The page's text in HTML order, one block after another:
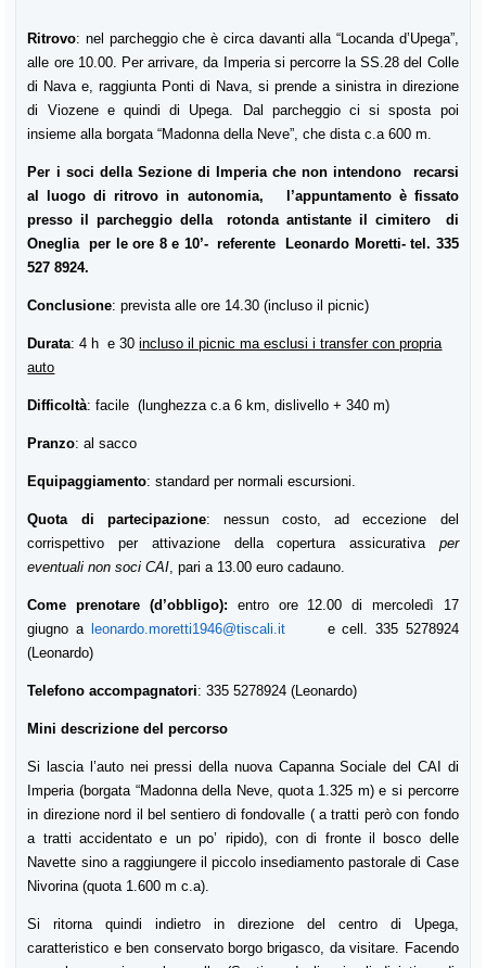
Ritrovo: nel parcheggio che è circa davanti alla “Locanda d’Upega”,
alle ore 10.00. Per arrivare, da Imperia si percorre la SS.28 del Colle
di Nava e, raggiunta Ponti di Nava, si prende a sinistra in direzione
di Viozene e quindi di Upega. Dal parcheggio ci si sposta poi
insieme alla borgata “Madonna della Neve”, che dista c.a 600 m.
Per i soci della Sezione di Imperia che non intendono recarsi
al luogo di ritrovo in autonomia, l’appuntamento è fissato
presso il parcheggio della rotonda antistante il cimitero di
Oneglia per le ore 8 e 10’- referente Leonardo Moretti- tel. 335
527 8924.
Conclusione: prevista alle ore 14.30 (incluso il picnic)
Durata: 4 h e 30incluso il picnic ma esclusi i transfer con propria
auto
Difficoltà: facile (lunghezza c.a 6 km, dislivello + 340 m)
Pranzo: al sacco
Equipaggiamento: standard per normali escursioni.
Quota di partecipazione: nessun costo, ad eccezione del
corrispettivo per attivazione della copertura assicurativa per
eventuali non soci CAI, pari a 13.00 euro cadauno.
Come prenotare (d’obbligo):
entro ore 12.00 di mercoledì 17
giugno a leonardo.moretti1946@tiscali.it e cell. 335 5278924
(Leonardo)
Telefono accompagnatori: 335 5278924 (Leonardo)
Mini descrizione del percorso
Si lascia l’auto nei pressi della nuova Capanna Sociale del CAI di
Imperia (borgata “Madonna della Neve, quota 1.325 m) e si percorre
in direzione nord il bel sentiero di fondovalle ( a tratti però con fondo
a tratti accidentato e un po’ ripido), con di fronte il bosco delle
Navette sino a raggiungere il piccolo insediamento pastorale di Case
Nivorina (quota 1.600 m c.a).
Si ritorna quindi indietro in direzione del centro di Upega,
caratteristico e ben conservato borgo brigasco, da visitare. Facendo